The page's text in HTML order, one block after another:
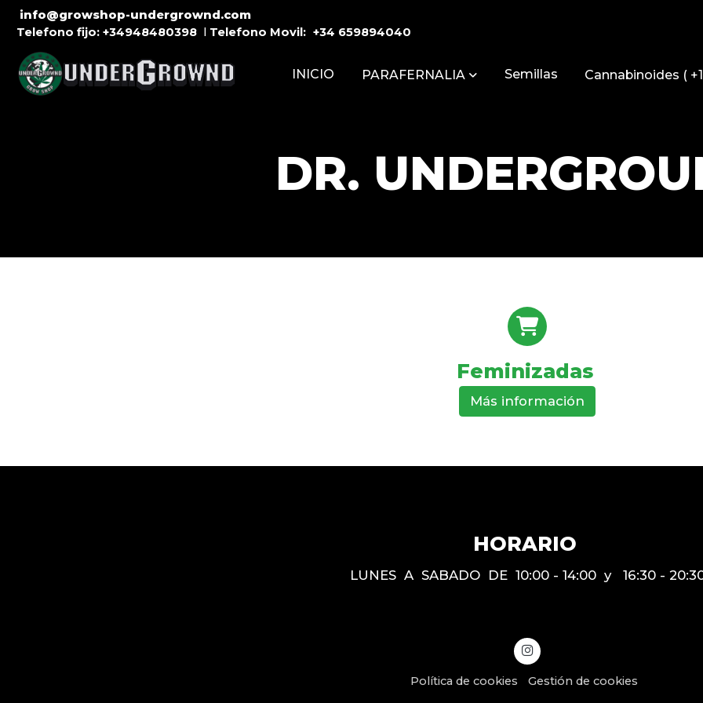
info@growshop-undergrownd.com
Telefono fijo: +34948480398 Telefono Movil: +34 659894040
INICIO PARAFERNALIA Semillas Cannabinoides (
DR.
Feminizadas
Más información
HORARIO
LUNES A SABADO DE 10:00 - 14:00 y 16:30 -
Política de cookies Gestión de cookies